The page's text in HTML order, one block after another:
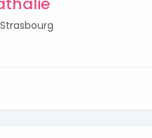
Strasbourg